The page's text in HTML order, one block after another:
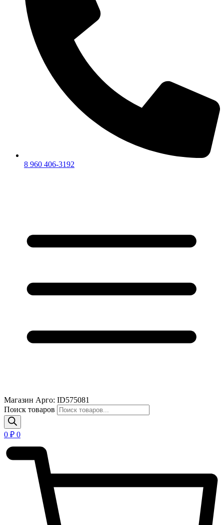
8 960 406-3192
Магазин Арго: ID575081
Поиск товаров
0 ₽ 0